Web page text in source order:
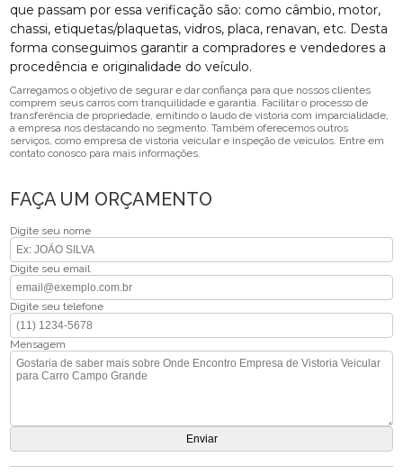
que passam por essa verificação são: como câmbio, motor,
chassi, etiquetas/plaquetas, vidros, placa, renavan, etc. Desta
forma conseguimos garantir a compradores e vendedores a
procedência e originalidade do veículo.
Carregamos o objetivo de segurar e dar confiança para que nossos clientes
comprem seus carros com tranquilidade e garantia. Facilitar o processo de
transferência de propriedade, emitindo o laudo de vistoria com imparcialidade,
a empresa nos destacando no segmento. Também oferecemos outros
serviços, como empresa de vistoria veicular e inspeção de veículos. Entre em
contato conosco para mais informações.
FAÇA UM ORÇAMENTO
Digite seu nome
Digite seu email
Digite seu telefone
Mensagem